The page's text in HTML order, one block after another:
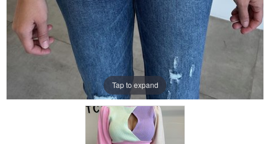
Tap to expand